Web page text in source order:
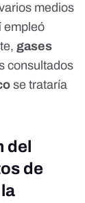
medios
empleó
gases
consultados
se trataría
del
de